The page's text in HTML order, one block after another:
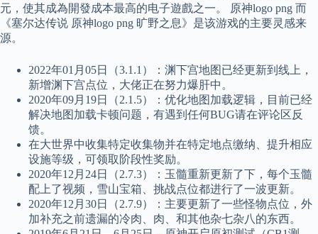
元，使其成為開發成本最高的电子遊戲之一。 原神logo png 而
《塞尔达传说 原神logo png 旷野之息》是该游戏的主要灵感来
源。
2022年01月05日（3.1.1）：渊下宫地图已经更新到线上，
新增渊下宫点位，大佬正在努力爆肝中。
2020年09月19日（2.1.5）：优化地图加载逻辑，目前已经
解决地图加载卡顿问题，有遇到任何BUG请在评论区反
馈。
在大世界中收集特定收集物并在特定地点缴纳、提升相应
设施等级，可领取阶段性奖励。
2020年12月24日（2.7.3）：玉髓重新更新了下，每个玉髓
配上了视频，雪山宝箱、挑战点位都进行了一波更新。
2020年12月30日（2.7.9）：主要更新了一些怪物点位，外
加补充之前遗漏的冷肉、肉、和其他杂七杂八的东西。